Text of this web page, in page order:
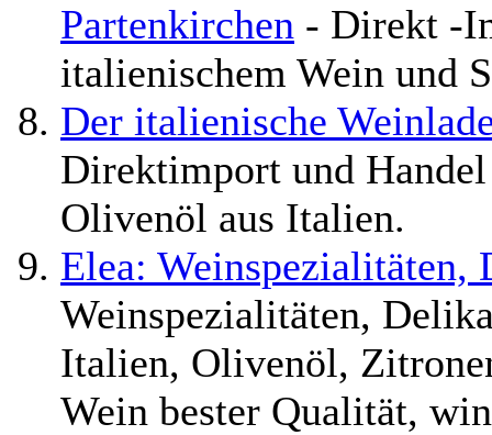
Partenkirchen - Direkt -
italienischem Wein und
Der italienische
Direktimport und
Olivenöl aus Italien.
Elea: Weinspezialitäten,
Weinspezialitäten,
Italien, Olivenöl,
Wein bester Qualität,